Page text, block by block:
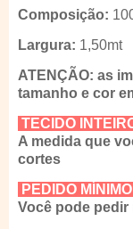
Composição:
Largura: 1,50mt
ATENÇÃO: as
tamanho e cor
TECIDO
A medida que
cortes
PEDIDO MÍNIMO
Você pode pedir